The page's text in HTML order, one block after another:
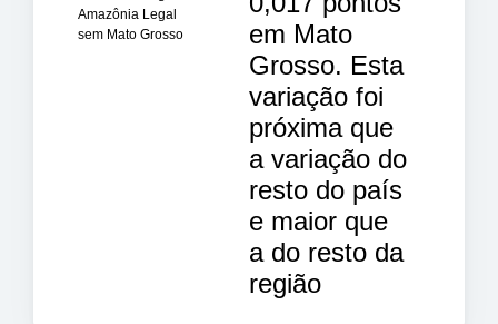
Amazônia Legal
sem Mato Grosso
em Mato
Grosso. Esta
variação foi
próxima que
a variação do
resto do país
e maior que
a do resto da
região